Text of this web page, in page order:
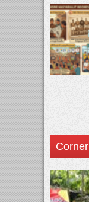
Corner